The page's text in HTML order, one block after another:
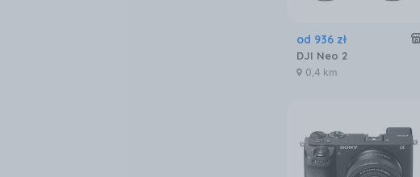
od 936 zł
DJI Neo 2
0,4 km